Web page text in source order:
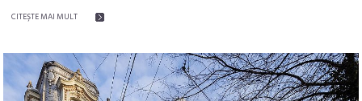
CITEŞTE MAI MULT